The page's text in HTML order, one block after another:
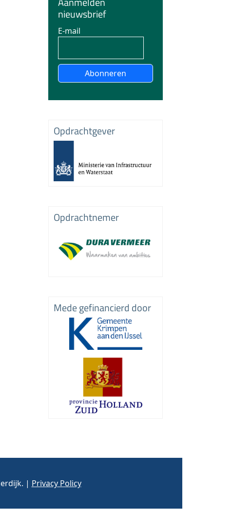
nieuwsbrief
E-mail
Abonneren
Opdrachtgever
Opdrachtnemer
Mede gefinancierd door
| Privacy Policy